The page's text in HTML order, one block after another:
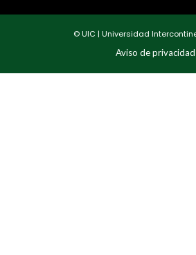
© UIC | Universidad
Aviso de privacidad